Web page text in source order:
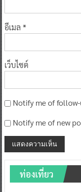
อีเมล *
เว็บไซต์
Notify me of
Notify me of new
ท่องเที่ยว